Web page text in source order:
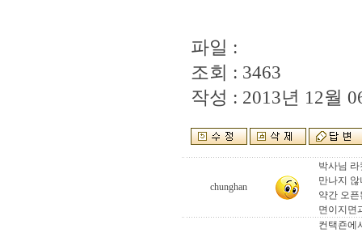
파일 :
조회 : 3463
작성 : 2013년 12월
chunghan
박사님
만나지 않
약간 오
면이지면
컨택죤에